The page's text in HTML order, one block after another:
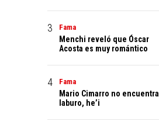
Fama
Menchi reveló que Óscar
Acosta es muy romántico
Fama
Mario Cimarro no encuentra
laburo, he’i